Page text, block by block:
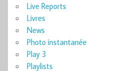
Live Reports
Livres
News
Photo instantanée
Play 3
Playlists